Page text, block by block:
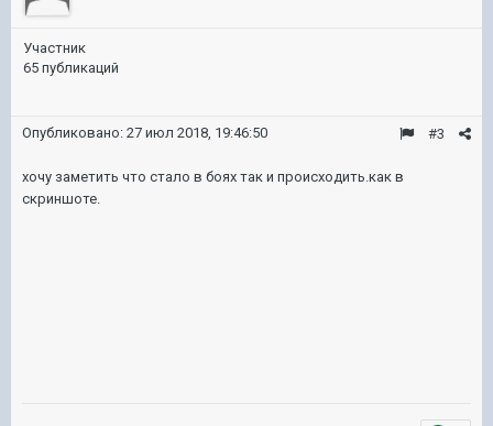
Участник
65 публикаций
#3
Опубликовано: 27 июл 2018, 19:46:50
хочу заметить что стало в боях так и происходить.как в
скриншоте.